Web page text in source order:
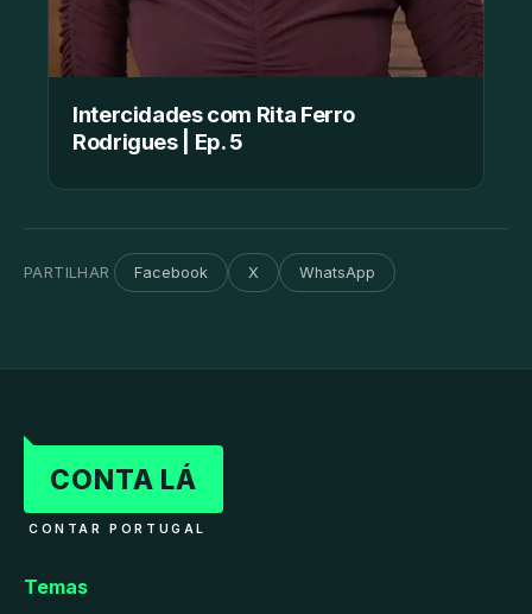
Intercidades com Rita Ferro
Rodrigues | Ep. 5
PARTILHAR Facebook X WhatsApp
CONTA LÁ
CONTAR PORTUGAL
Temas